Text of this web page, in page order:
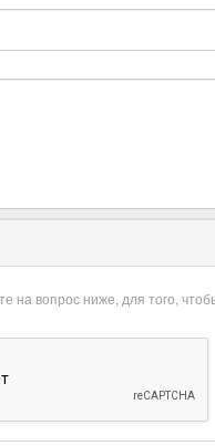
на вопрос ниже, для того,